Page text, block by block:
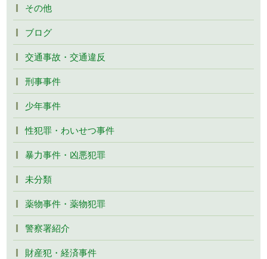
その他
ブログ
交通事故・交通違反
刑事事件
少年事件
性犯罪・わいせつ事件
暴力事件・凶悪犯罪
未分類
薬物事件・薬物犯罪
警察署紹介
財産犯・経済事件